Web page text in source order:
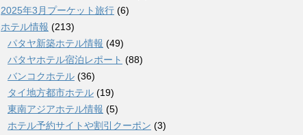
2025年3月プーケット旅行 (6)
ホテル情報 (213)
パタヤ新築ホテル情報 (49)
パタヤホテル宿泊レポート (88)
バンコクホテル (36)
タイ地方都市ホテル (19)
東南アジアホテル情報 (5)
ホテル予約サイトや割引クーポン (3)